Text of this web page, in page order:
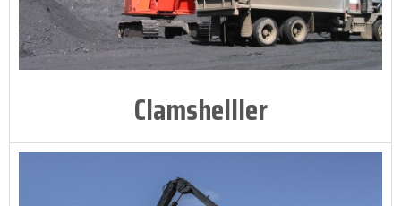
Clamshelller